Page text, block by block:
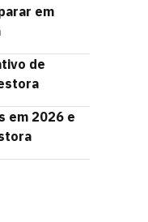
em
de
em 2026 e